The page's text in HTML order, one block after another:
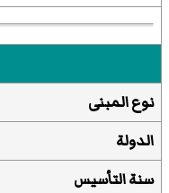
نوع المبنى
الدولة
سنة التأسيس